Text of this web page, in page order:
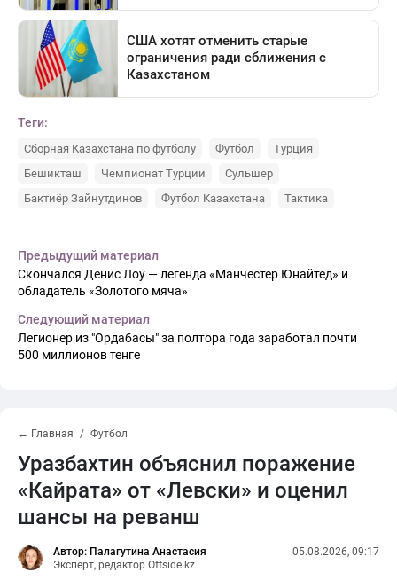
Теги:
Сборная Казахстана по футболу Футбол
Турция
Бешикташ
Чемпионат Турции
Сульшер
Бактиёр Зайнутдинов
Футбол Казахстана Тактика
Предыдущий материал
Скончался Денис Лоу — легенда «Манчестер Юнайтед» и
обладатель «Золотого мяча»
Следующий материал
Легионер из "Ордабасы" за полтора года заработал почти
500 миллионов тенге
← Главная Футбол
Уразбахтин объяснил поражение
«Кайрата» от «Левски» и оценил
шансы на реванш
Автор: Палагутина Анастасия
Эксперт, редактор Offside.kz
05.08.2026, 09:17